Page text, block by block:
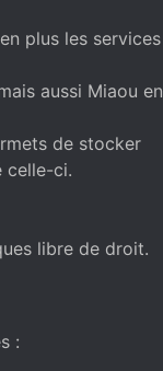
plus les services
aussi Miaou en
de stocker
celle-ci.
libre de droit.
: